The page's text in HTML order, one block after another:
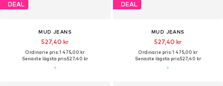
DEAL
MUD JEANS
527,40 kr
Ordinarie pris: 1 475,00 kr
Senaste lägsta pris:527,40 kr
DEAL
MUD JEANS
527,40 kr
Ordinarie pris: 1 475,00 kr
Senaste lägsta pris:527,40 kr